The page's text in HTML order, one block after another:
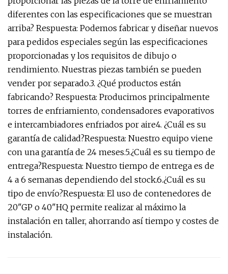
diferentes con las especificaciones que se muestran
arriba? Respuesta: Podemos fabricar y diseñar nuevos
para pedidos especiales según las especificaciones
proporcionadas y los requisitos de dibujo o
rendimiento. Nuestras piezas también se pueden
vender por separado.3. ¿Qué productos están
fabricando? Respuesta: Producimos principalmente
torres de enfriamiento, condensadores evaporativos
e intercambiadores enfriados por aire4. ¿Cuál es su
garantía de calidad?Respuesta: Nuestro equipo viene
con una garantía de 24 meses.5.¿Cuál es su tiempo de
entrega?Respuesta: Nuestro tiempo de entrega es de
4 a 6 semanas dependiendo del stock.6.¿Cuál es su
tipo de envío?Respuesta: El uso de contenedores de
20"GP o 40"HQ permite realizar al máximo la
instalación en taller, ahorrando así tiempo y costes de
instalación.